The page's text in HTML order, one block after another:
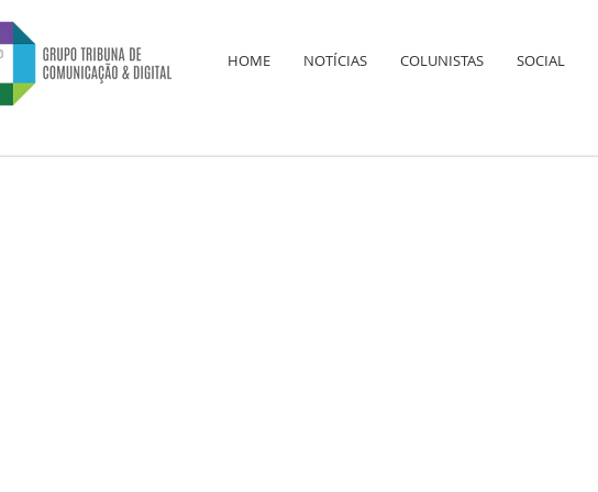
HOME NOTÍCIAS COLUNISTAS SOCIAL